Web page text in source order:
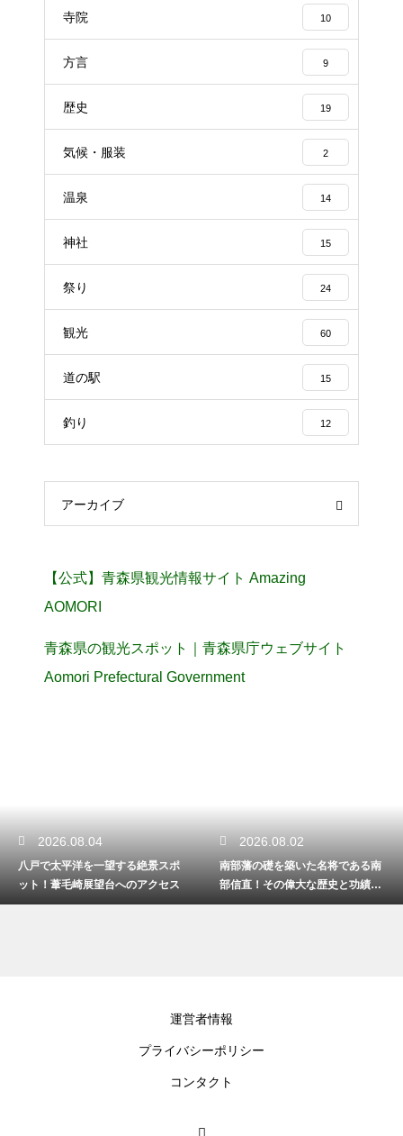
寺院 10
方言 9
歴史 19
気候・服装 2
温泉 14
神社 15
祭り 24
観光 60
道の駅 15
釣り 12
アーカイブ
【公式】青森県観光情報サイト Amazing
AOMORI
青森県の観光スポット｜青森県庁ウェブサイト
Aomori Prefectural Government
2026.08.04
八戸で太平洋を一望する絶景スポ
ット！葦毛崎展望台へのアクセス
2026.08.02
南部藩の礎を築いた名将である南
部信直！その偉大な歴史と功績と
は
運営者情報
プライバシーポリシー
コンタクト